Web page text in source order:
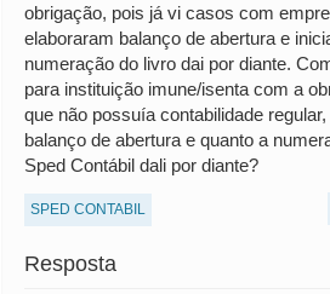
obrigação, pois já vi casos com
elaboraram balanço de abertura e
numeração do livro dai por diante.
para instituição imune/isenta com a
que não possuía contabilidade
balanço de abertura e quanto a
Sped Contábil dali por diante?
SPED CONTABIL
Resposta